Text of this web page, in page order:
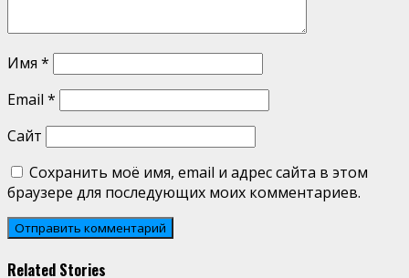
Имя *
Email *
Сайт
Сохранить моё имя, email и адрес сайта в этом
браузере для последующих моих комментариев.
Related Stories